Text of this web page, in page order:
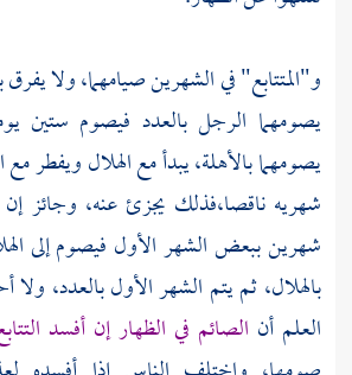
و"المتتابع" في الشهرين صيامهما، ولا يفرق
يصومهما الرجل بالعدد فيصوم ستين
يصومهما بالأهلة، يبدأ مع الهلال ويفطر
شهريه ناقصا،فذلك يجزئ عنه، وجائز
شهرين ببعض الشهر الأول فيصوم إلى
بالهلال، ثم يتم الشهر الأول بالعدد،
العلم أن الصائم في الظهار إن أفسد